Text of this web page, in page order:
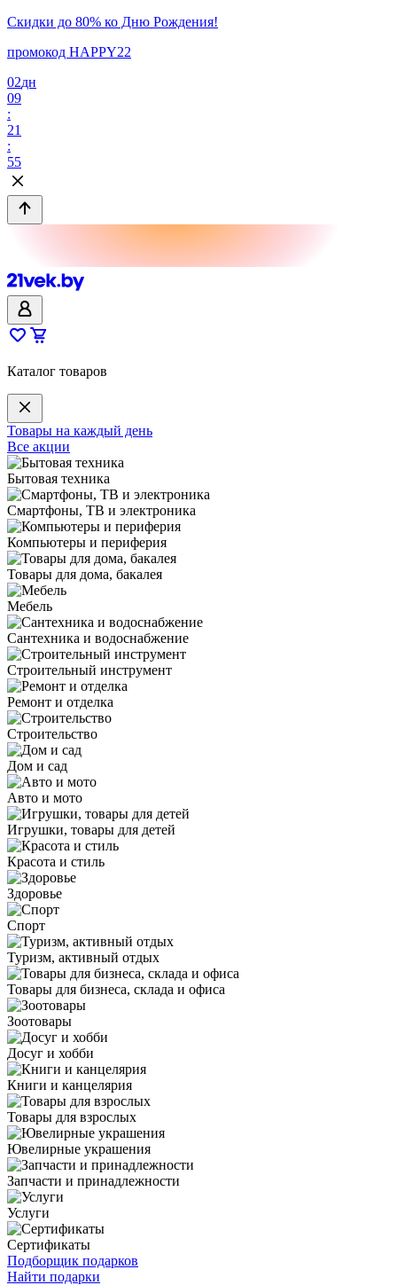
Скидки до 80% ко Дню Рождения!
промокод HAPPY22
02дн
09
:
21
:
55
Каталог товаров
Товары на каждый день
Все акции
Бытовая техника
Смартфоны, ТВ и электроника
Компьютеры и периферия
Товары для дома, бакалея
Мебель
Сантехника и водоснабжение
Строительный инструмент
Ремонт и отделка
Строительство
Дом и сад
Авто и мото
Игрушки, товары для детей
Красота и стиль
Здоровье
Спорт
Туризм, активный отдых
Товары для бизнеса, склада и офиса
Зоотовары
Досуг и хобби
Книги и канцелярия
Товары для взрослых
Ювелирные украшения
Запчасти и принадлежности
Услуги
Сертификаты
Подборщик подарков
Найти подарки